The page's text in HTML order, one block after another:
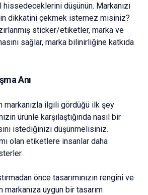
düşünün. Markanızı
dikkatini çekmek istemez misiniz?
sticker/etiketler, marka ve
sağlar, marka bilinirliğine katkıda
Anı
markanızla ilgili gördüğü ilk şey
ürünle karşılaştığında nasıl bir
istediğinizi düşünmelisiniz.
olan etiketlere insanlar daha
önce tasarımınızın rengini ve
uygun bir tasarım